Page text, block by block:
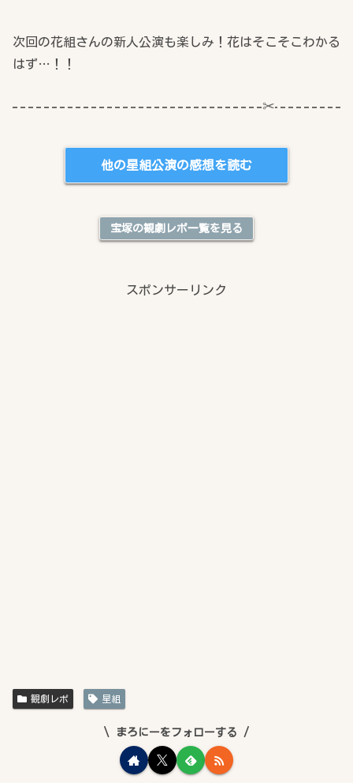
次回の花組さんの新人公演も楽しみ！花はそこそこわかる
はず…！！
他の星組公演の感想を読む
宝塚の観劇レポ一覧を見る
スポンサーリンク
観劇レポ 星組
まろにーをフォローする